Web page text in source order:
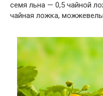
семя льна — 0,5 чайной
чайная ложка,